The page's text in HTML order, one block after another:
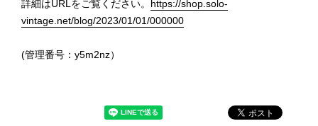
詳細はURLをご覧ください。 https://shop.solo-
vintage.net/blog/2023/01/01/000000
(管理番号：y5m2nz）